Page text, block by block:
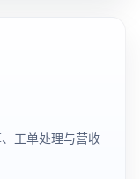
工单处理与营收